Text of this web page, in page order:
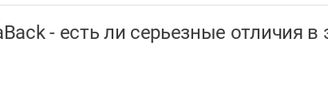
- есть ли серьезные отличия